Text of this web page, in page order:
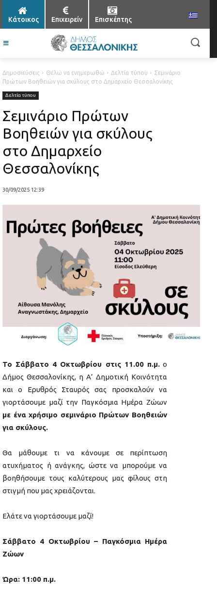
Κάτοικος Επιχειρείν Επισκέπτης
Δημοσιεύσεις Θέλω να ενημερωθώ Δελτία τύπου
Σεμινάριο
Πρώτων Βοηθειών για σκύλους στο Δημαρχείο Θεσσαλονίκης
Δελτία τύπου
Σεμινάριο Πρώτων
Βοηθειών για σκύλους
στο Δημαρχείο
Θεσσαλονίκης
30/09/2025 12:39
Το Σάββατο 4 Οκτωβρίου στις 11.00 π.μ.ο
Δήμος Θεσσαλονίκης, η Α’ Δημοτική Κοινότητα
και ο Ερυθρός Σταυρός σας προσκαλούν να
γιορτάσουμε μαζί την Παγκόσμια Ημέρα Ζώων
με ένα χρήσιμο σεμινάριο Πρώτων Βοηθειών
για σκύλους.
Θα μάθουμε τι να κάνουμε σε περίπτωση
ατυχήματος ή ανάγκης, ώστε να μπορούμε να
βοηθήσουμε τους καλύτερους μας φίλους στη
στιγμή που μας χρειάζονται.
Ελάτε να γιορτάσουμε μαζί!
Σάββατο 4 Οκτωβρίου – Παγκόσμια Ημέρα
Ζώων
Ώρα: 11:00 π.μ.